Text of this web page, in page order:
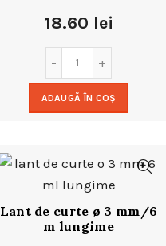
18.60 lei
ADAUGĂ ÎN COȘ
Lant de curte ø 3 mm/6
m lungime